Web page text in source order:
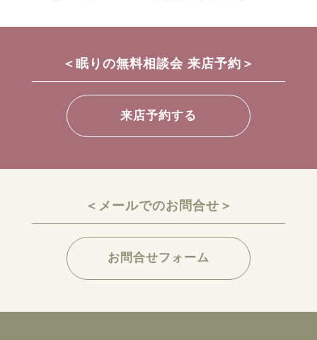
＜眠りの無料相談会 来店予約＞
来店予約する
＜メールでのお問合せ＞
お問合せフォーム